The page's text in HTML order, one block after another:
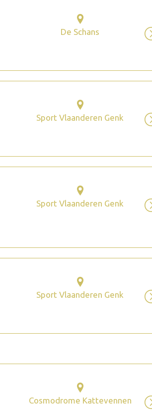
De Schans
Sport Vlaanderen Genk
Sport Vlaanderen Genk
Sport Vlaanderen Genk
Cosmodrome Kattevennen